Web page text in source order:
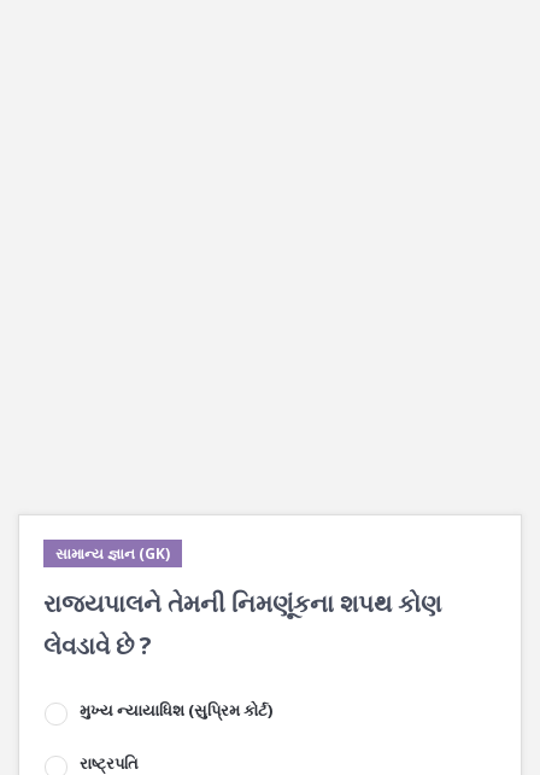
સામાન્ય જ્ઞાન (GK)
રાજ્યપાલને તેમની નિમણૂંકના શપથ કોણ
લેવડાવે છે ?
મુખ્ય ન્યાયાધિશ (સુપ્રિમ કોર્ટ)
રાષ્ટ્રપતિ